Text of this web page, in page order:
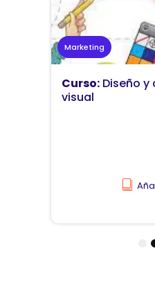
Marketing
Curso: Diseño
visual